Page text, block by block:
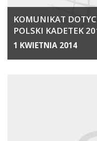
KOMUNIKAT
POLSKI KADETEK
1 KWIETNIA 2014